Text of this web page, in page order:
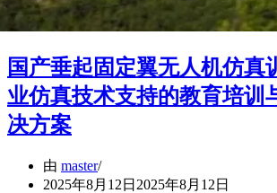
国产垂起固定翼无人机仿真
业仿真技术支持的教育培训
决方案
由 master
2025年8月12日 2025年8月12日